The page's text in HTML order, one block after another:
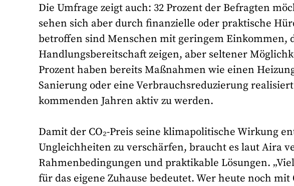
Die Umfrage zeigt auch: 32 Prozent der Befragten
sehen sich aber durch finanzielle oder praktische
betroffen sind Menschen mit geringem Einkommen,
Handlungsbereitschaft zeigen, aber seltener
Prozent haben bereits Maßnahmen wie einen
Sanierung oder eine Verbrauchsreduzierung
kommenden Jahren aktiv zu werden.
Damit der CO₂-Preis seine klimapolitische Wirkung
Ungleichheiten zu verschärfen, braucht es laut Aira
Rahmenbedingungen und praktikable Lösungen.
für das eigene Zuhause bedeutet. Wer heute noch mit